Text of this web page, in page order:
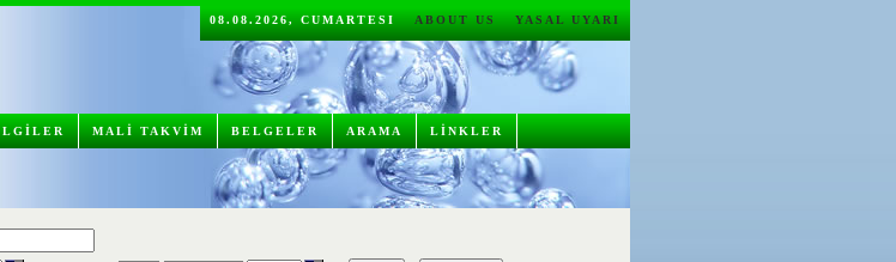
YASAL UYARI
ABOUT US
08.08.2026, CUMARTESI
MALİ TAKVİM BELGELER ARAMA LİNKLER